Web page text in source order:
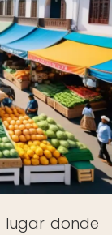
lugar donde